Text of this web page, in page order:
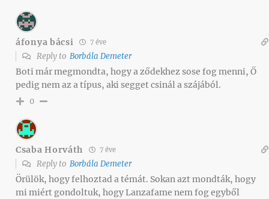
áfonya bácsi 7 éve
Reply to Borbála Demeter
Boti már megmondta, hogy a ződekhez sose fog menni, Ő
pedig nem az a típus, aki segget csinál a szájából.
0
Csaba Horváth 7 éve
Reply to Borbála Demeter
Örülök, hogy felhoztad a témát. Sokan azt mondták, hogy
mi miért gondoltuk, hogy Lanzafame nem fog egyből